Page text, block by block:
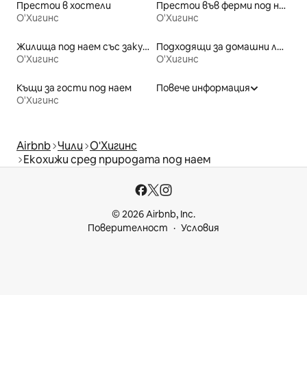
Престои в хостели
О'Хигинс
Престои във ферми под наем
О'Хигинс
Жилища под наем със закуска
О'Хигинс
Подходящи за домашни любимци места под наем
О'Хигинс
Къщи за гости под наем
О'Хигинс
Повече информация
Airbnb Чили О'Хигинс
Екохижи сред природата под наем
© 2026 Airbnb, Inc.
Поверителност
Условия